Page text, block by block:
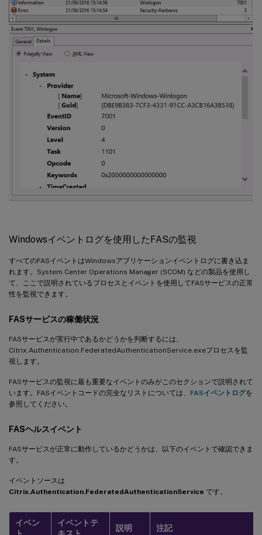
Windowsイベントログを使用したFASの監視
すべてのFASイベントはWindowsアプリケーションイベントログに書き込ま
れます。System Center Operations Manager (SCOM) などの製品を使用し
て、ここで説明されているプロセスとイベントを使用してFASサービスの正常
性を監視できます。
FASサービスの稼働状況
FASサービスが実行中であるかどうかを判断するには、
Citrix.Authentication.FederatedAuthenticationService.exeプロセスを監
視します。
FASサービスの監視に最も重要なイベントのみがこのセクションで説明されて
います。FASイベントコードの完全なリストについては、 FASイベントログを
参照してください。
FASヘルスイベント
FASサービスが正常に動作しているかどうかは、以下のイベントで確認できま
す。
イベントソースは
Citrix.Authentication.FederatedAuthenticationService です。
イベン
イベントテ
説明 注記